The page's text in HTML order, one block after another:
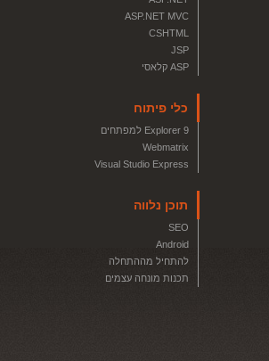
ASP.NET MVC
CSHTML
JSP
ASP קלאסי
כלי פיתוח
Explorer 9 למפתחים
Webmatrix
Visual Studio Express
תוכן נלווה
SEO
Android
להתחיל מההתחלה
תכנות מונחה עצמים